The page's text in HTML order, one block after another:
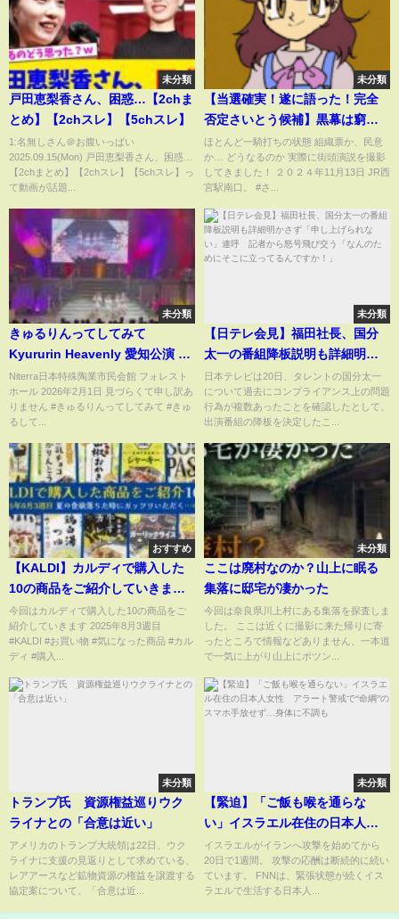
未分類
戸田恵梨香さん、困惑…【2chま
とめ】【2chスレ】【5chスレ】
1:名無しさん＠お腹いっぱい
2025.09.15(Mon) 戸田恵梨香さん、困惑…
【2chまとめ】【2chスレ】【5chスレ】っ
て動画が話題...
未分類
【当選確実！遂に語った！完全
否定さいとう候補】黒幕は窮地
か！#さいとう元彦 #斎藤元彦 #
兵庫県知事 #知事選 #前知事 #激
アツ
ほとんど一騎打ちの状態 組織票か、民意
か… どうなるのか 実際に街頭演説を撮影
してきました！ ２０２４年11月13日 JR西
宮駅南口。 #さ...
未分類
きゅるりんってしてみて
Kyururin Heavenly 愛知公演 撮
影可能タイム えぶりで大好き記
念日
Niterra日本特殊陶業市民会館 フォレスト
ホール 2026年2月1日 見づらくて申し訳あ
りません #きゅるりんってしてみて #きゅ
るして...
未分類
【日テレ会見】福田社長、国分
太一の番組降板説明も詳細明か
さず「申し上げられない」連
呼 記者から怒号飛び交う「な
んのためにそこに立ってるんで
日本テレビは20日、タレントの国分太一
について過去にコンプライアンス上の問題
行為が複数あったことを確認したとして、
出演番組の降板を決定したこ...
おすすめ
【KALDI】カルディで購入した
10の商品をご紹介していきます
2025年8月3週目 【お買い物】
今回はカルディで購入した10の商品をご
紹介していきます 2025年8月3週目
#KALDI #お買い物 #気になった商品 #カル
ディ #購入...
未分類
ここは廃村なのか？山上に眠る
集落に邸宅が凄かった
今回は奈良県川上村にある集落を探査しま
した。 ここは近くに撮影に来た帰りに寄
ったところで情報などありません、一本道
で一気に上がり山上にポツン...
未分類
トランプ氏 資源権益巡りウク
ライナとの「合意は近い」
アメリカのトランプ大統領は22日、ウク
ライナに支援の見返りとして求めている、
レアアースなど鉱物資源の権益を譲渡する
協定案について、「合意は近...
未分類
【緊迫】「ご飯も喉を通らな
い」イスラエル在住の日本人女
性 アラート警戒で“命綱”のス
マホ手放せず…身体に不調も
イスラエルがイランへ攻撃を始めてから
20日で1週間。 攻撃の応酬は断続的に続い
ています。 FNNは、緊張状態が続くイス
ラエルで生活する日本人...